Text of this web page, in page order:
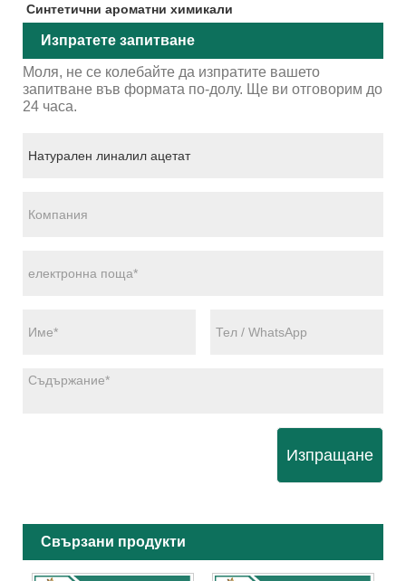
Синтетични ароматни химикали
Изпратете запитване
Моля, не се колебайте да изпратите вашето
запитване във формата по-долу. Ще ви отговорим до
24 часа.
Изпращане
Свързани продукти